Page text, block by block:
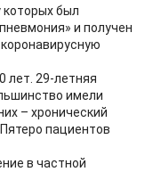
которых был
и получен
лет. 29-летняя
имели
– хронический
пациентов
в частной